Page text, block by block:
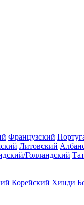
Французский
Литовский
Голландский
Корейский Хинди